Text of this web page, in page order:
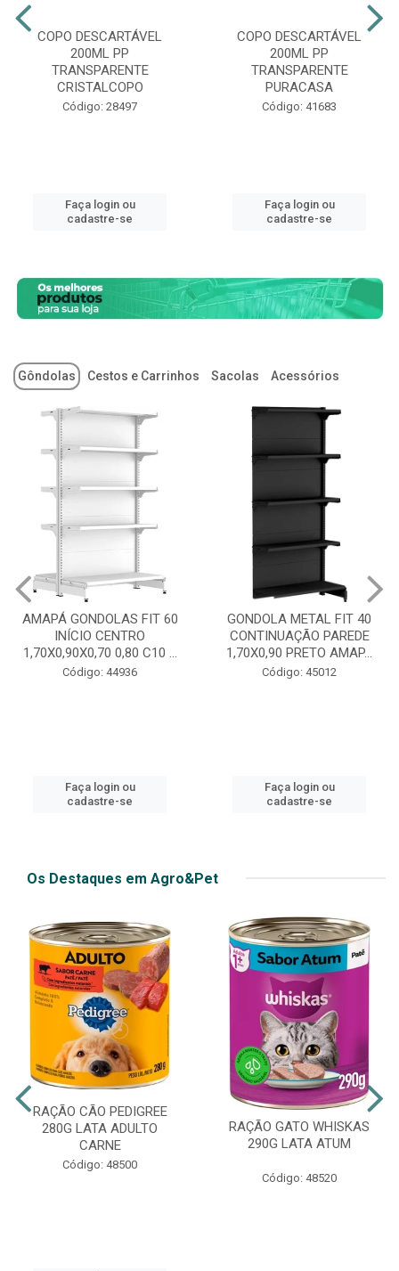
COPO DESCARTÁVEL
200ML PP
TRANSPARENTE
CRISTALCOPO
Código: 28497
Faça login ou
cadastre-se
COPO DESCARTÁVEL
200ML PP
TRANSPARENTE
PURACASA
Código: 41683
Faça login ou
cadastre-se
Gôndolas Cestos e Carrinhos Sacolas Acessórios
GONDOLA METAL FIT 40
CONTINUAÇÃO PAREDE
1,70X0,90 PRETO AMAP...
Código: 45012
Faça login ou
cadastre-se
GONDOLA METAL FIT 40
INICIO CENTRO 1,70X0,90
PRETO AMAPÁ
Código: 45013
cadastre-se
Os Destaques em Agro&Pet
RAÇÃO CÃO PEDIGREE
280G LATA ADULTO
CARNE
Código: 48500
RAÇÃO GATO WHISKAS
290G LATA ATUM
Código: 48520